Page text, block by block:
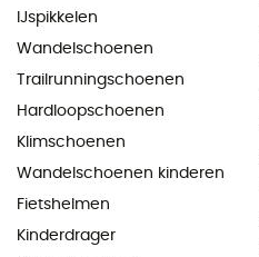
IJspikkelen
Wandelschoenen
Trailrunningschoenen
Hardloopschoenen
Klimschoenen
Wandelschoenen kinderen
Fietshelmen
Kinderdrager